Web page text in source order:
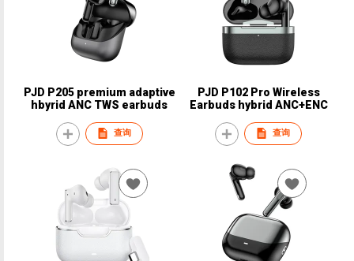
PJD P205 premium adaptive
hbyrid ANC TWS earbuds
查询
PJD P102 Pro Wireless
Earbuds hybrid ANC+ENC
查询